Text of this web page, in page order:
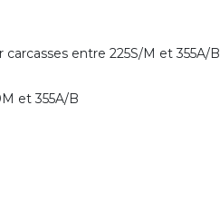
entre 225S/M et 355A/B
et 355A/B